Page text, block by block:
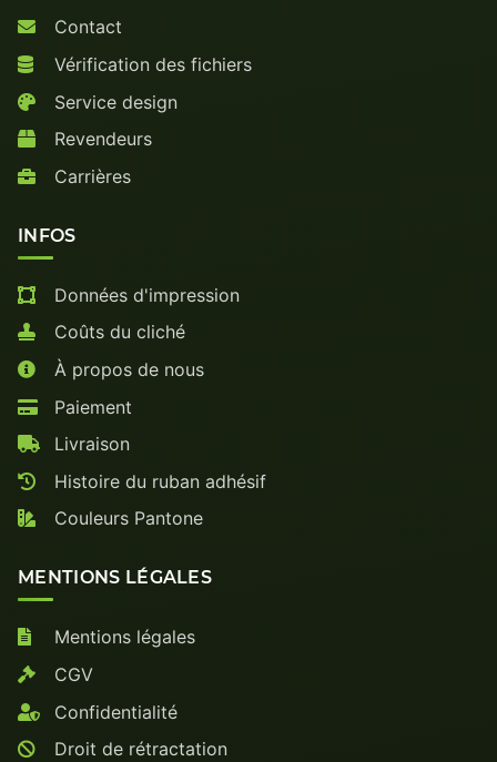
Contact
Vérification des fichiers
Service design
Revendeurs
Carrières
INFOS
Données d'impression
Coûts du cliché
À propos de nous
Paiement
Livraison
Histoire du ruban adhésif
Couleurs Pantone
MENTIONS LÉGALES
Mentions légales
CGV
Confidentialité
Droit de rétractation